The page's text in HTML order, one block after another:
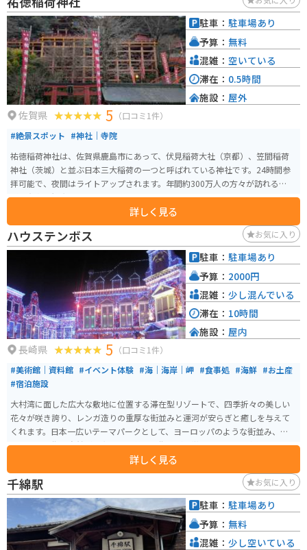
見ることができるオススメスポットです。
佐賀県 5 （口コミ1件）
#絶景スポット #神社｜寺院
祐徳稲荷神社は、佐賀県鹿島市にあって、伏見稲荷大社（京都）、笠間稲荷
神社（茨城）と並ぶ日本三大稲荷の一つと呼ばれている神社です。24時間参
拝可能で、夜間はライトアップされます。年間約300万人の方々が訪れる、九
州で有名な観光スポットです。
詳しく見る
駐車： 駐車場あり
予算： 無料
混雑： 空いている
滞在： 0.5時間
施設： 屋外
ハウステンボス お気に入り
長崎県 5 （口コミ1件）
#美術館｜資料館 #イベント体験 #海｜海岸｜岬 #食事処 #海鮮 #お土産
#宿泊施設
大村湾に面した広大な敷地に位置する滞在型リゾートで、四季折々の美しい
花々が咲き誇り、レンガ造りの重厚な街並みと運河が安らぎと癒しを与えて
くれます。日本一広いテーマパークとして、ヨーロッパのような街並み、石
畳、運河、街と自然が調和した「美しい街」が特徴です。 一年を通してイル
ミネーションが華やかな街の中で、目いっぱい遊ぶこともゆっくりと宿泊す
ることもできます。「花と光の感動リゾート」と呼ばれ、異国体験を満喫で
きる場所です。場内にはレストラン、ショップ、アミューズメント施設、ホテ
ル、美術館などがあり、本格的なリゾートライフを満喫することができま
詳しく見る
駐車： 駐車場あり
予算： 2000円
混雑： 少し混んでいる
滞在： 10時間
施設： 屋内
千綿駅 お気に入り
駐車： 駐車場あり
予算： 無料
混雑： 少し空いている